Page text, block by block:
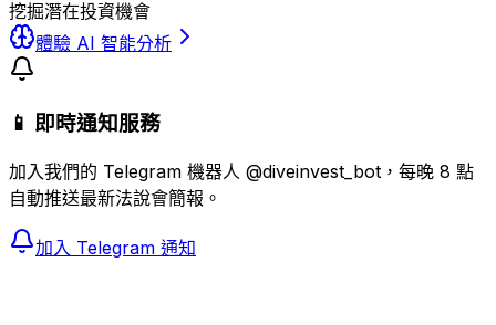
挖掘潛在投資機會
體驗 AI 智能分析
📱 即時通知服務
加入我們的 Telegram 機器人 @diveinvest_bot，每晚 8 點
自動推送最新法說會簡報。
加入 Telegram 通知